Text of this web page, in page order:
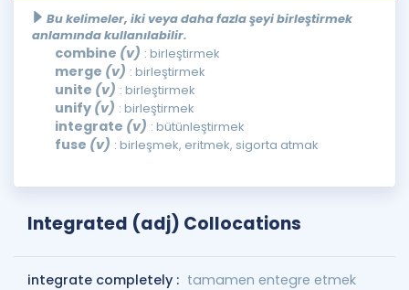
Bu kelimeler, iki veya daha fazla şeyi birleştirmek
anlamında kullanılabilir.
combine (v) : birleştirmek
merge (v) : birleştirmek
unite (v) : birleştirmek
unify (v) : birleştirmek
integrate (v) : bütünleştirmek
fuse (v) : birleşmek, eritmek, sigorta atmak
Integrated (adj) Collocations
integrate completely : tamamen entegre etmek